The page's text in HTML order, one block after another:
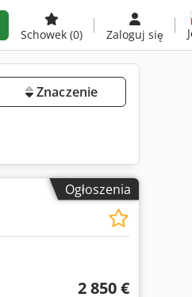
Schowek (0) Zaloguj się
Znaczenie
Ogłoszenia
2 850 €